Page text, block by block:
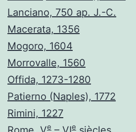
Lanciano, 750 ap. J.-C.
Macerata, 1356
Mogoro, 1604
Morrovalle, 1560
Offida, 1273-1280
Patierno (Naples), 1772
Rimini, 1227
e e